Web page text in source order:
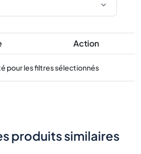
Action
pour les filtres sélectionnés
produits similaires